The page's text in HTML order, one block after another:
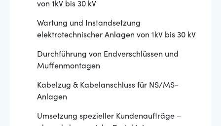
von 1kV bis 30 kV
Wartung und Instandsetzung
elektrotechnischer Anlagen von 1kV bis 30 kV
Durchführung von Endverschlüssen und
Muffenmontagen
Kabelzug & Kabelanschluss für NS/MS-
Anlagen
Umsetzung spezieller Kundenaufträge –